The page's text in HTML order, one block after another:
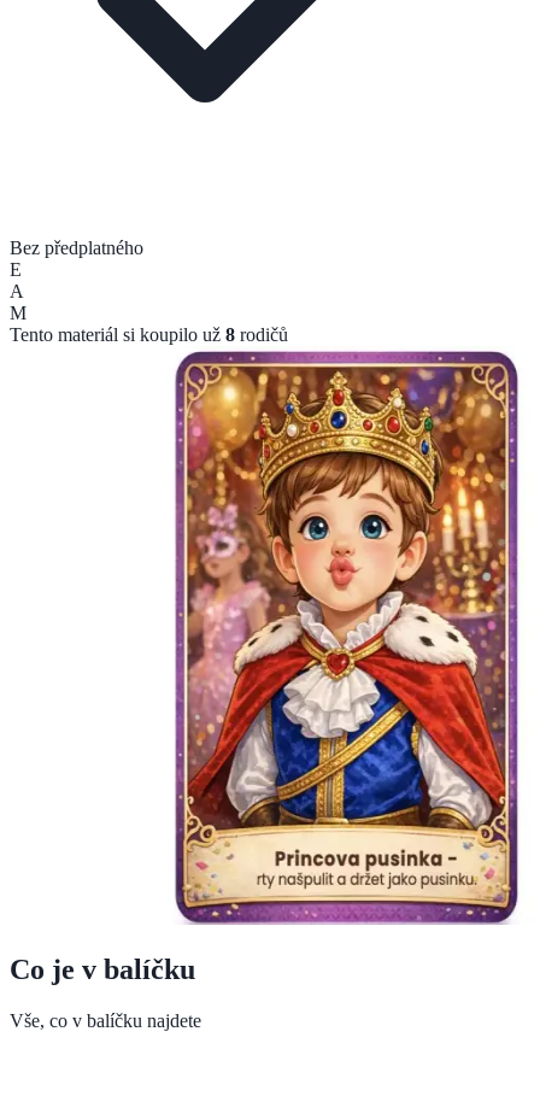
Bez předplatného
E
A
M
Tento materiál si koupilo už 8 rodičů
Co je v balíčku
Vše, co v balíčku najdete